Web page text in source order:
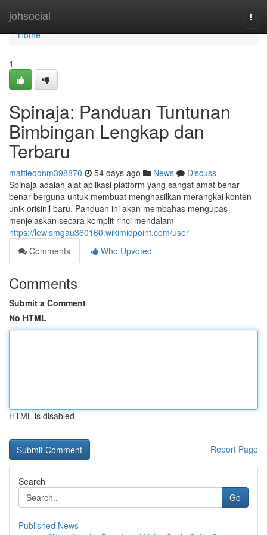
johsocial
Home
Home
1
Spinaja: Panduan Tuntunan
Bimbingan Lengkap dan
Terbaru
mattieqdnm398870 54 days ago News
Discuss
Spinaja adalah alat aplikasi platform yang sangat amat benar-
benar berguna untuk membuat menghasilkan merangkai konten
unik orisinil baru. Panduan ini akan membahas mengupas
menjelaskan secara komplit rinci mendalam
https://lewismgau360160.wikimidpoint.com/user
Comments
Who Upvoted
Comments
Submit a Comment
No HTML
HTML is disabled
Report Page
Search
Go
Published News